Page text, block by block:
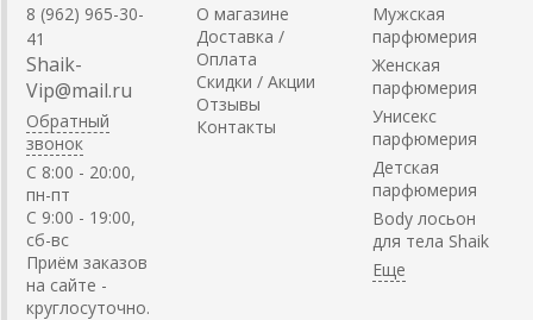
8 (962) 965-30-
41
Shaik-
Vip@mail.ru
Обратный
звонок
C 8:00 - 20:00,
пн-пт
С 9:00 - 19:00,
сб-вс
Приём заказов
на сайте -
круглосуточно.
О магазине
Доставка /
Оплата
Скидки / Акции
Отзывы
Контакты
Мужская
парфюмерия
Женская
парфюмерия
Унисекс
парфюмерия
Детская
парфюмерия
Body лосьон
для тела Shaik